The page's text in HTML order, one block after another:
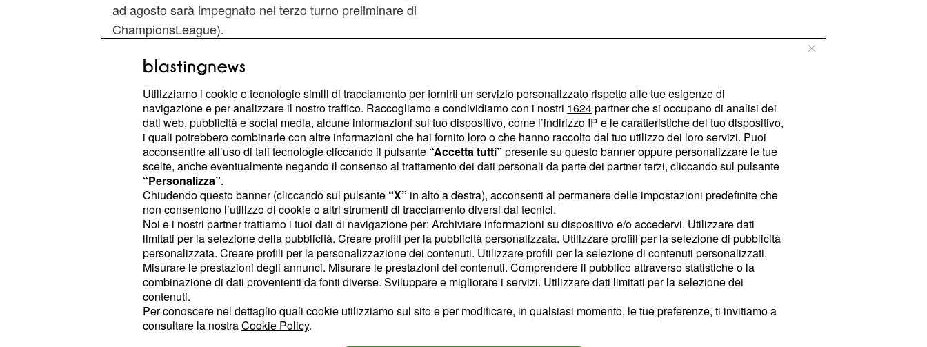
ad agosto sarà impegnato nel terzo turno preliminare di
ChampionsLeague).
Spicca l'assenza dell'Inter
ultimi tre anni. Per la prima volta, quindi, la griglia di
partenza non sarà composta dalle due formazionimilanesi e
dalla Juve ma la prestigiosa vetrina dovrebbe comunque
motivare asufficienza i calciatori emiliani che dopo aver
dominato in serie B dovrannodimostrare il loro valore nel
massimo campionato.
© RIPRODUZIONE VIETATA
Content sponsored by Outbrain
Di tendenza oggi
Utilizziamo i cookie e tecnologie simili di tracciamento per fornirti un servizio personalizzato rispetto alle tue esigenze di
navigazione e per analizzare il nostro traffico. Raccogliamo e condividiamo con i nostri 1624partner che si occupano di analisi dei
dati web, pubblicità e social media, alcune informazioni sul tuo dispositivo, come l’indirizzo IP e le caratteristiche del tuo dispositivo,
i quali potrebbero combinarle con altre informazioni che hai fornito loro o che hanno raccolto dal tuo utilizzo dei loro servizi. Puoi
acconsentire all’uso di tali tecnologie cliccando il pulsante “Accetta tutti” presente su questo banner oppure personalizzare le tue
scelte, anche eventualmente negando il consenso al trattamento dei dati personali da parte dei partner terzi, cliccando sul pulsante
“Personalizza”.
Chiudendo questo banner (cliccando sul pulsante “X” in alto a destra), acconsenti al permanere delle impostazioni predefinite che
non consentono l’utilizzo di cookie o altri strumenti di tracciamento diversi dai tecnici.
Noi e i nostri partner trattiamo i tuoi dati di navigazione per: Archiviare informazioni su dispositivo e/o accedervi. Utilizzare dati
limitati per la selezione della pubblicità. Creare profili per la pubblicità personalizzata. Utilizzare profili per la selezione di pubblicità
personalizzata. Creare profili per la personalizzazione dei contenuti. Utilizzare profili per la selezione di contenuti personalizzati.
Misurare le prestazioni degli annunci. Misurare le prestazioni dei contenuti. Comprendere il pubblico attraverso statistiche o la
combinazione di dati provenienti da fonti diverse. Sviluppare e migliorare i servizi. Utilizzare dati limitati per la selezione dei
contenuti.
Per conoscere nel dettaglio quali cookie utilizziamo sul sito e per modificare, in qualsiasi momento, le tue preferenze, ti invitiamo a
consultare la nostraCookie Policy.